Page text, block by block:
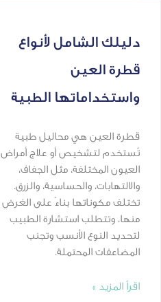
دليلك الشامل لأنواع
قطرة العين
واستخداماتها الطبية
قطرة العين هي محاليل طبية
تُستخدم لتشخيص أو علاج أمراض
العيون المختلفة، مثل الجفاف،
والالتهابات، والحساسية، والزرق.
تختلف مكوناتها بناءً على الغرض
منها، وتتطلب استشارة الطبيب
لتحديد النوع الأنسب وتجنب
المضاعفات المحتملة.
اقرأ المزيد »